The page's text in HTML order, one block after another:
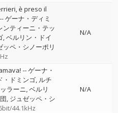
è preso il
--ゲーナ・ディミ
ンティーニ・テッ
ベルリン・ドイ
ッペ・シノーポリ
N/A
--ゲーナ・
・ドミンゴ ルチ
ラーニ ベルリ
ジュゼッペ・シ
44.1kHz
N/A